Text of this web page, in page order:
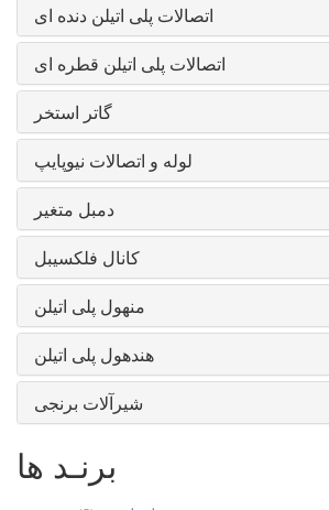
اتصالات پلی اتیلن دنده ای
اتصالات پلی اتیلن قطره ای
گاتر استخر
لوله و اتصالات نیوپایپ
دمبل متغیر
کانال فلکسیبل
منهول پلی اتیلن
هندهول پلی اتیلن
شیرآلات برنجی
برنـد ها